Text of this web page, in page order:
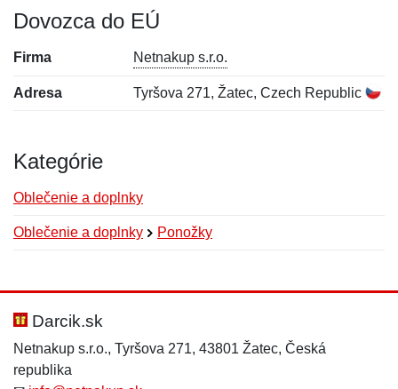
Dovozca do EÚ
Firma Netnakup s.r.o.
Adresa Tyršova 271, Žatec, Czech Republic
Kategórie
Oblečenie a doplnky
Oblečenie a doplnky Ponožky
Hodnotenie:
Meno:
Darcik.sk
Netnakup s.r.o., Tyršova 271, 43801 Žatec, Česká
republika